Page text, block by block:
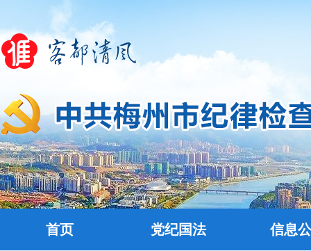
首页 党纪国法 信息